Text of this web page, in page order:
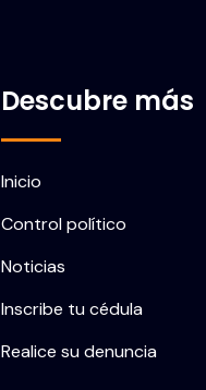
Descubre más
Inicio
Control político
Noticias
Inscribe tu cédula
Realice su denuncia